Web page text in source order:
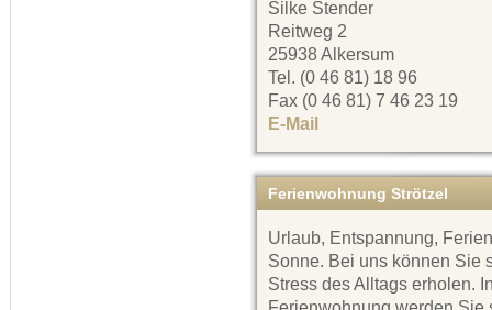
Silke Stender
Reitweg 2
25938 Alkersum
Tel. (0 46 81) 18 96
Fax (0 46 81) 7 46 23 19
E-Mail
Ferienwohnung Strötzel
Urlaub, Entspannung,
Sonne. Bei uns können Sie
Stress des Alltags erholen.